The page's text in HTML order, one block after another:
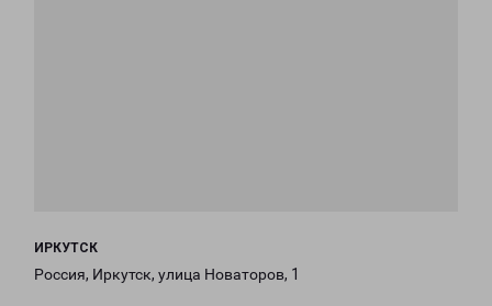
ИРКУТСК
Россия, Иркутск, улица Новаторов, 1